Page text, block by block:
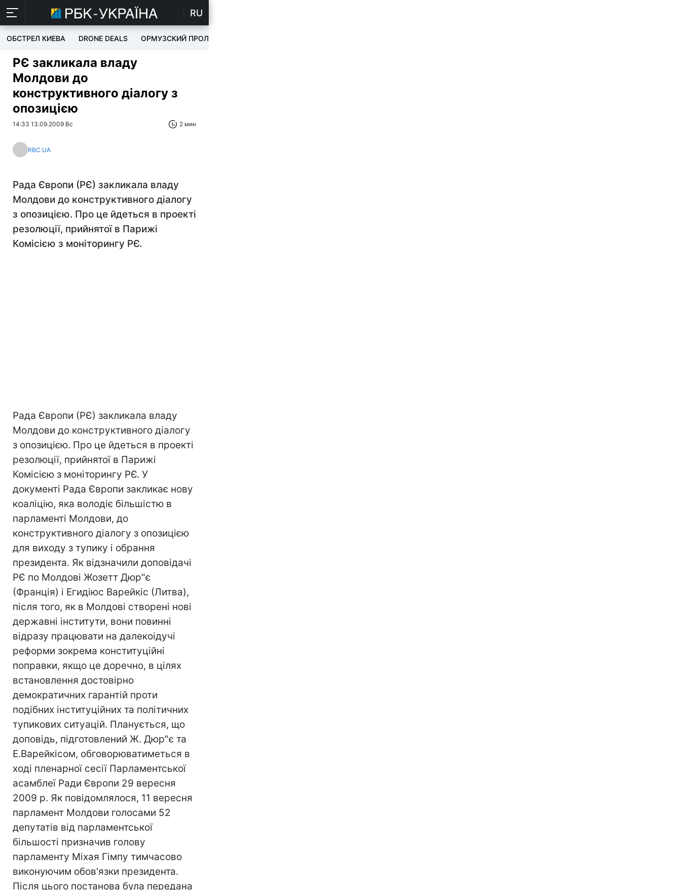
RU
ОБСТРЕЛ КИЕВА DRONE DEALS ОРМУЗСКИЙ ПРОЛИВ
РЄ закликала владу
Молдови до
конструктивного діалогу з
опозицією
14:33 13.09.2009 Вс 2 мин
RBC.UA
Рада Європи (РЄ) закликала владу
Молдови до конструктивного діалогу
з опозицією. Про це йдеться в проекті
резолюції, прийнятої в Парижі
Комісією з моніторингу РЄ.
Рада Європи (РЄ) закликала владу
Молдови до конструктивного діалогу
з опозицією. Про це йдеться в проекті
резолюції, прийнятої в Парижі
Комісією з моніторингу РЄ. У
документі Рада Європи закликає нову
коаліцію, яка володіє більшістю в
парламенті Молдови, до
конструктивного діалогу з опозицією
для виходу з тупику і обрання
президента. Як відзначили доповідачі
РЄ по Молдові Жозетт Дюр"є
(Франція) і Егидіюс Варейкіс (Литва),
після того, як в Молдові створені нові
державні інститути, вони повинні
відразу працювати на далекоідучі
реформи зокрема конституційні
поправки, якщо це доречно, в цілях
встановлення достовірно
демократичних гарантій проти
подібних інституційних та політичних
тупикових ситуацій. Планується, що
доповідь, підготовлений Ж. Дюр"є та
Е.Варейкісом, обговорюватиметься в
ході пленарної сесії Парламентської
асамблеї Ради Європи 29 вересня
2009 р. Як повідомлялося, 11 вересня
парламент Молдови голосами 52
депутатів від парламентської
більшості призначив голову
парламенту Міхая Гімпу тимчасово
виконуючим обов'язки президента.
Після цього постанова була передана